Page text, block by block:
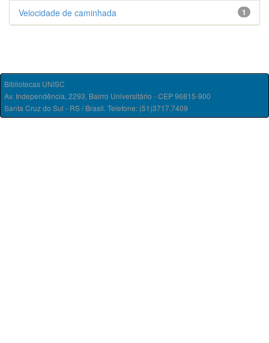
1
Velocidade de caminhada
Bibliotecas UNISC
Av. Independência, 2293, Bairro Universitário - CEP 96815-900
Santa Cruz do Sul - RS / Brasil. Telefone: (51)3717.7409